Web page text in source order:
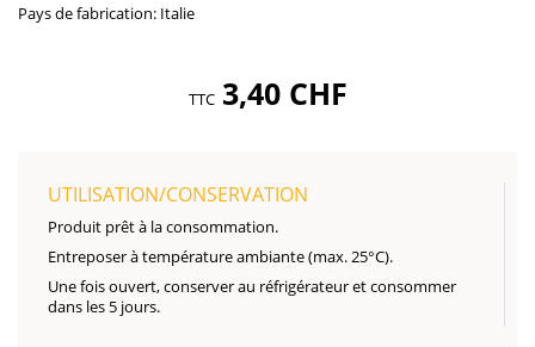
Pays de fabrication: Italie
TTC 3,40 CHF
UTILISATION/CONSERVATION
Produit prêt à la consommation.
Entreposer à température ambiante (max. 25°C).
Une fois ouvert, conserver au réfrigérateur et consommer
dans les 5 jours.